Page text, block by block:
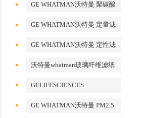
GE WHATMAN沃特曼 聚碳酸
GE WHATMAN沃特曼 定量滤
GE WHATMAN沃特曼 定性滤
纸
沃特曼whatman玻璃纤维滤纸
GELIFESCIENCES
WHATMAN 转印记膜杂交膜
GE WHATMAN沃特曼 PM2.5